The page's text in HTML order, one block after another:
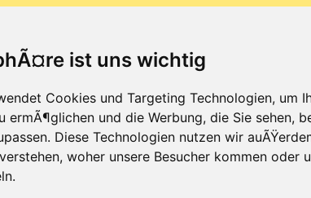
ist uns wichtig
Cookies und Targeting Technologien, um
ermÃ¶glichen und die Werbung, die Sie sehen,
Diese Technologien nutzen wir
woher unsere Besucher kommen oder
wie ein manipuliertes Update ein MacBook Pro für
Kontakt-Trojaner-Board-Archiv-